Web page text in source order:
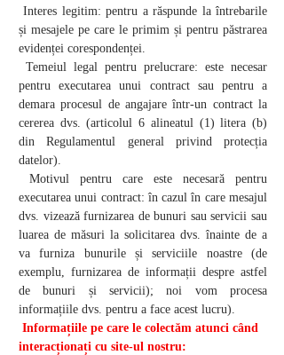
Interes legitim: pentru a răspunde la întrebarile
și mesajele pe care le primim și pentru păstrarea
evidenței corespondenței.
Temeiul legal pentru prelucrare: este necesar
pentru executarea unui contract sau pentru a
demara procesul de angajare într-un contract la
cererea dvs. (articolul 6 alineatul (1) litera (b)
din Regulamentul general privind protecția
datelor).
Motivul pentru care este necesară pentru
executarea unui contract: în cazul în care mesajul
dvs. vizează furnizarea de bunuri sau servicii sau
luarea de măsuri la solicitarea dvs. înainte de a
va furniza bunurile și serviciile noastre (de
exemplu, furnizarea de informații despre astfel
de bunuri și servicii); noi vom procesa
informațiile dvs. pentru a face acest lucru).
Informațiile pe care le colectăm atunci când
interacționați cu site-ul nostru: